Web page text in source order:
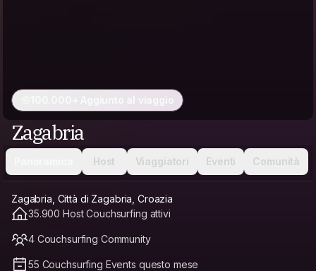
100.000+ Aggiunto al viaggio
Zagabria
Host Viaggiatori Eventi Comunità
Zagabria, Città di Zagabria, Croazia
35.900 Host Couchsurfing attivi
4 Couchsurfing Community
55 Couchsurfing Events questo mese